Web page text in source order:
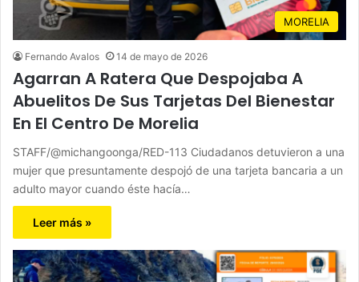
MORELIA
Fernando Avalos 14 de mayo de 2026
Agarran A Ratera Que Despojaba A
Abuelitos De Sus Tarjetas Del Bienestar
En El Centro De Morelia
STAFF/@michangoonga/RED-113 Ciudadanos detuvieron a una
mujer que presuntamente despojó de una tarjeta bancaria a un
adulto mayor cuando éste hacía…
Leer más »